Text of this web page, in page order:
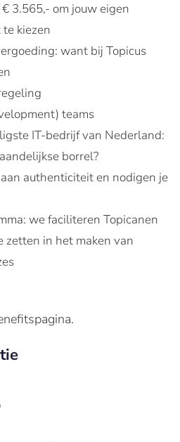
3.565,- om jouw eigen
kiezen
want bij Topicus
teams
IT-bedrijf van Nederland:
borrel?
authenticiteit en nodigen je
we faciliteren Topicanen
zetten in het maken van